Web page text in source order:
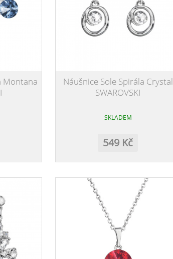
Montana
Náušnice Sole Spirála Crystal
SWAROVSKI
SKLADEM
549 Kč